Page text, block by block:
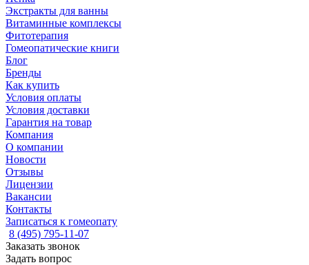
Экстракты для ванны
Витаминные комплексы
Фитотерапия
Гомеопатические книги
Блог
Бренды
Как купить
Условия оплаты
Условия доставки
Гарантия на товар
Компания
О компании
Новости
Отзывы
Лицензии
Вакансии
Контакты
Записаться к гомеопату
8 (495) 795-11-07
Заказать звонок
Задать вопрос